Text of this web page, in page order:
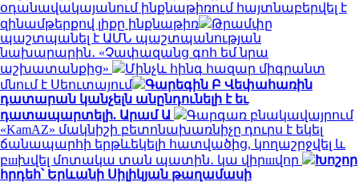
օդանավակայանում ինքնաթիռում հայտնաբերվել է
զինամթերքով լիքը ինքնաթիռ
Թրամփը
պաշտպանել է ԱՄՆ պաշտպանության
նախարարին․ «Չափազանց գոհ եմ նրա
աշխատանքից»
Մինչև հինգ հազար միգրանտ
մնում է Սեուտայում
Գարեգին Բ Վեփահառին
դատարան կանչելն անընդունելի է եւ
դատապարտելի. Արամ Ա
Գարգառ բնակավայրում
«KamAZ» մակնիշի բետոնախառնիչը դուրս է եկել
ճանապարհի երթևեկելի հատվածից, կողաշրջվել և
բшխվել մոտակա տան պատին․ կա վիրшվոր
Խոշոր
հրդեհ՝ Երևանի Սիլիկյան թաղամասի